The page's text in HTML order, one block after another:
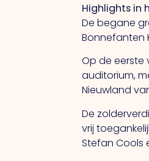
Highlights in
De begane
Bonnefanten
Op de eerste
auditorium,
Nieuwland
De
vrij
Stefan Cools